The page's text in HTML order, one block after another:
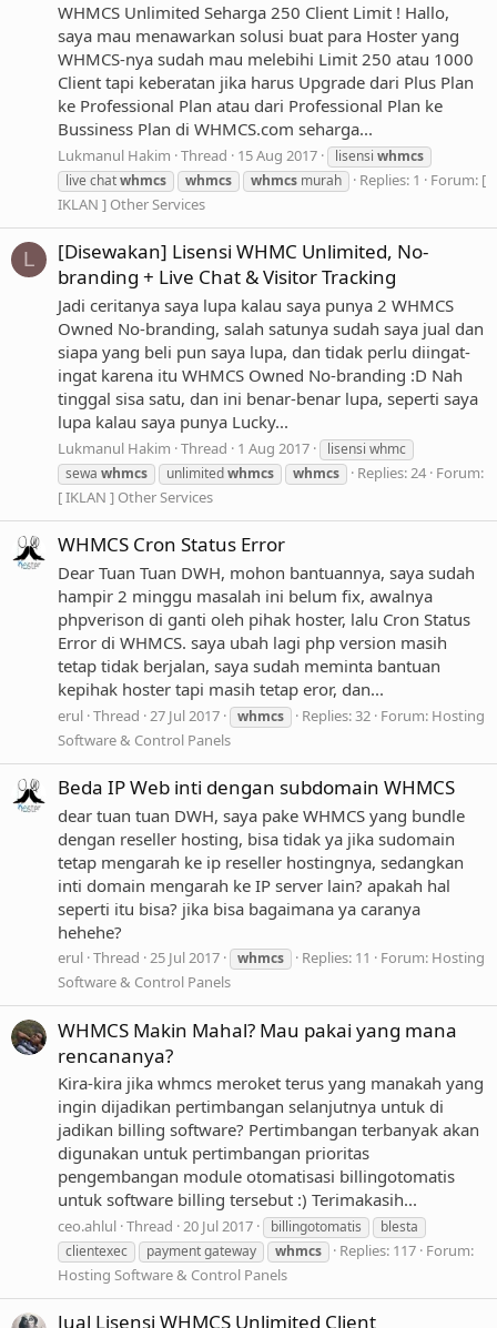
WHMCS Unlimited Seharga 250 Client Limit ! Hallo,
saya mau menawarkan solusi buat para Hoster yang
WHMCS-nya sudah mau melebihi Limit 250 atau 1000
Client tapi keberatan jika harus Upgrade dari Plus Plan
ke Professional Plan atau dari Professional Plan ke
Bussiness Plan di WHMCS.com seharga...
Lukmanul Hakim Thread 15 Aug 2017 lisensi whmcs
live chatwhmcs whmcs whmcs murah Replies: 1 Forum: [
IKLAN ] Other Services
L
[Disewakan] Lisensi WHMC Unlimited, No-
branding + Live Chat & Visitor Tracking
Jadi ceritanya saya lupa kalau saya punya 2 WHMCS
Owned No-branding, salah satunya sudah saya jual dan
siapa yang beli pun saya lupa, dan tidak perlu diingat-
ingat karena itu WHMCS Owned No-branding :D Nah
tinggal sisa satu, dan ini benar-benar lupa, seperti saya
lupa kalau saya punya Lucky...
Lukmanul Hakim Thread 1 Aug 2017
lisensi whmc
sewa whmcs unlimitedwhmcs whmcs Replies: 24 Forum:
[ IKLAN ] Other Services
WHMCS Cron Status Error
Dear Tuan Tuan DWH, mohon bantuannya, saya sudah
hampir 2 minggu masalah ini belum fix, awalnya
phpverison di ganti oleh pihak hoster, lalu Cron Status
Error di WHMCS. saya ubah lagi php version masih
tetap tidak berjalan, saya sudah meminta bantuan
kepihak hoster tapi masih tetap eror, dan...
erul Thread 27 Jul 2017 whmcs Replies: 32 Forum: Hosting
Software & Control Panels
Beda IP Web inti dengan subdomain WHMCS
dear tuan tuan DWH, saya pake WHMCS yang bundle
dengan reseller hosting, bisa tidak ya jika sudomain
tetap mengarah ke ip reseller hostingnya, sedangkan
inti domain mengarah ke IP server lain? apakah hal
seperti itu bisa? jika bisa bagaimana ya caranya
hehehe?
erul Thread 25 Jul 2017 whmcs Replies: 11 Forum: Hosting
Software & Control Panels
WHMCS Makin Mahal? Mau pakai yang mana
rencananya?
Kira-kira jika whmcs meroket terus yang manakah yang
ingin dijadikan pertimbangan selanjutnya untuk di
jadikan billing software? Pertimbangan terbanyak akan
digunakan untuk pertimbangan prioritas
pengembangan module otomatisasi billingotomatis
untuk software billing tersebut :) Terimakasih...
ceo.ahlul Thread 20 Jul 2017 billingotomatis
blesta
clientexec
payment gateway whmcs Replies: 117 Forum:
Hosting Software & Control Panels
Jual Lisensi WHMCS Unlimited Client